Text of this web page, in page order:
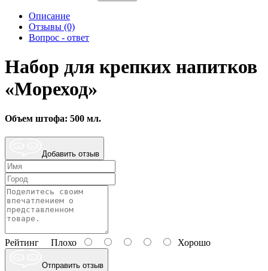
Описание
Отзывы (0)
Вопрос - ответ
Набор для крепких напитков
«Мореход»
Объем штофа: 500 мл.
Добавить отзыв
Рейтинг Плохо Хорошо
Отправить отзыв